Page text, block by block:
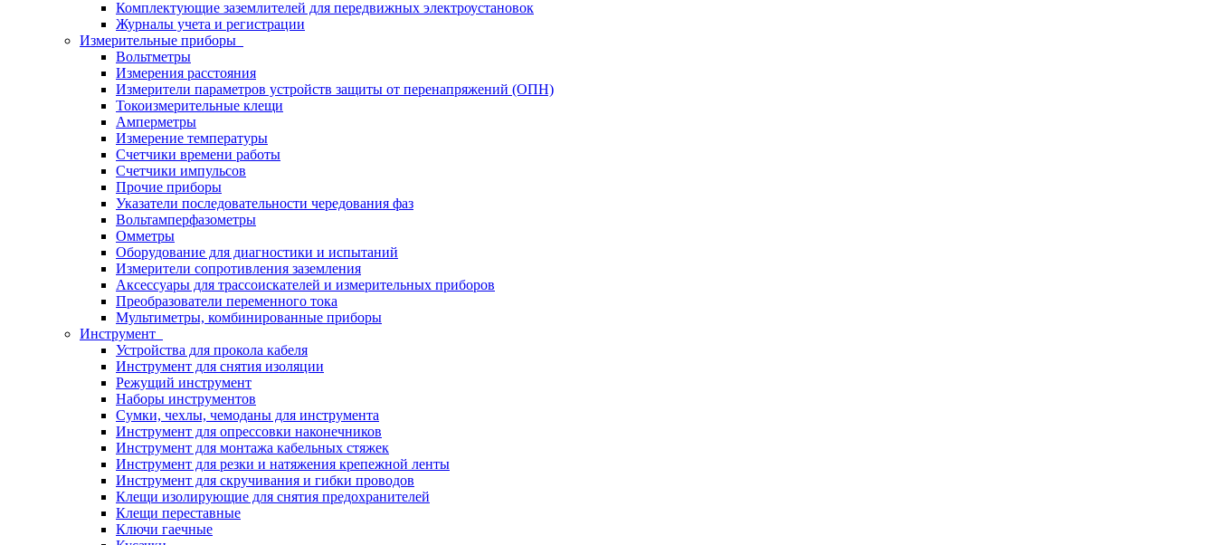
Комплектующие заземлителей для передвижных электроустановок
Журналы учета и регистрации
Измерительные приборы
Вольтметры
Измерения расстояния
Измерители параметров устройств защиты от перенапряжений (ОПН)
Токоизмерительные клещи
Амперметры
Измерение температуры
Счетчики времени работы
Счетчики импульсов
Прочие приборы
Указатели последовательности чередования фаз
Вольтамперфазометры
Омметры
Оборудование для диагностики и испытаний
Измерители сопротивления заземления
Аксессуары для трассоискателей и измерительных приборов
Преобразователи переменного тока
Мультиметры, комбинированные приборы
Инструмент
Устройства для прокола кабеля
Инструмент для снятия изоляции
Режущий инструмент
Наборы инструментов
Сумки, чехлы, чемоданы для инструмента
Инструмент для опрессовки наконечников
Инструмент для монтажа кабельных стяжек
Инструмент для резки и натяжения крепежной ленты
Инструмент для скручивания и гибки проводов
Клещи изолирующие для снятия предохранителей
Клещи переставные
Ключи гаечные